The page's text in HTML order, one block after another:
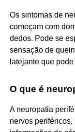
Os sintomas de
começam com
dedos. Pode se
sensação de
latejante que
O que é
A neuropatia
nervos